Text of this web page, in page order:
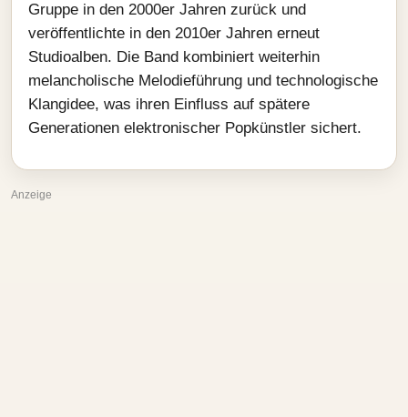
Gruppe in den 2000er Jahren zurück und
veröffentlichte in den 2010er Jahren erneut
Studioalben. Die Band kombiniert weiterhin
melancholische Melodieführung und technologische
Klangidee, was ihren Einfluss auf spätere
Generationen elektronischer Popkünstler sichert.
Anzeige